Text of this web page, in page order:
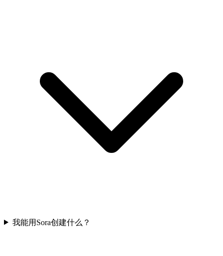
我能用Sora创建什么？